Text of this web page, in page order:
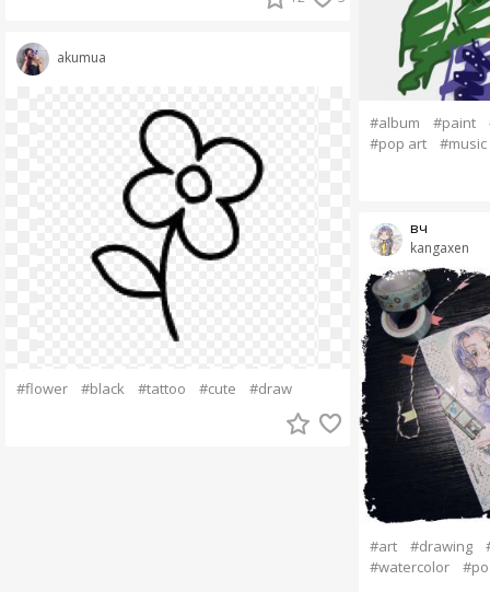
akumua
#flower #black #tattoo #cute #draw
#album #paint
#pop art
#music
kangaxen
вч
#art #drawing
#watercolor